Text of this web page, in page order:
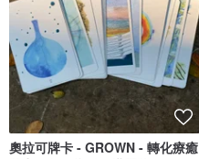
奧拉可牌卡 - GROWN - 轉化療癒